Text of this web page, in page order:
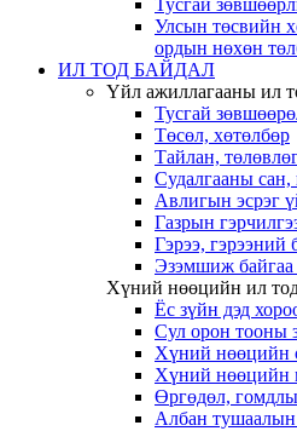
Тусгай
Улсын төсвийн
ордын нөхөн
ИЛ ТОД БАЙДАЛ
Үйл ажиллагааны ил
Тусгай
Төсөл, хөтөлбөр
Тайлан,
Судалгааны сан,
Авлигын эсрэг
Газрын
Гэрээ, гэрээний
Эзэмшиж
Хүний нөөцийн ил
Ёс зүйн дэд
Сул орон тооны
Хүний нөөцийн
Хүний нөөцийн
Өргөдөл,
Албан тушаалын